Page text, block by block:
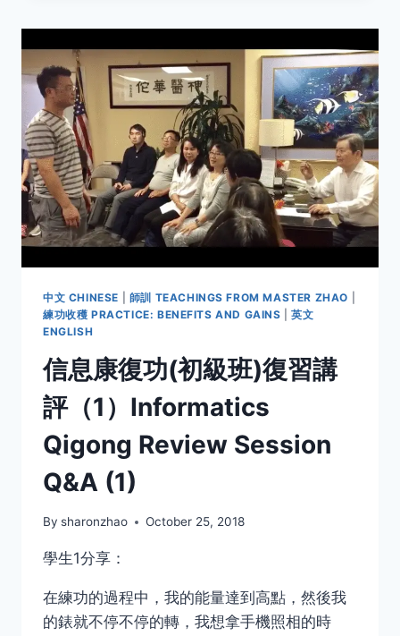
功
(初
級
班)
復
習
講
評
（2）
INFORMATICS
QIGONG
REVIEW
(2)
中文 CHINESE 師訓 TEACHINGS FROM MASTER ZHAO
練功收穫 PRACTICE: BENEFITS AND GAINS |英文
ENGLISH
信息康復功(初級班)復習講
評（1）Informatics
Qigong Review Session
Q&A (1)
By sharonzhao October 25, 2018
學生1分享：
在練功的過程中，我的能量達到高點，然後我
的錶就不停不停的轉，我想拿手機照相的時